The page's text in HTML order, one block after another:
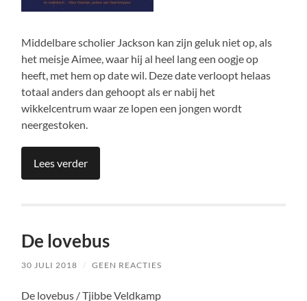
Middelbare scholier Jackson kan zijn geluk niet op, als
het meisje Aimee, waar hij al heel lang een oogje op
heeft, met hem op date wil. Deze date verloopt helaas
totaal anders dan gehoopt als er nabij het
wikkelcentrum waar ze lopen een jongen wordt
neergestoken.
Lees verder
De lovebus
30 JULI 2018 / GEEN REACTIES
De lovebus / Tjibbe Veldkamp